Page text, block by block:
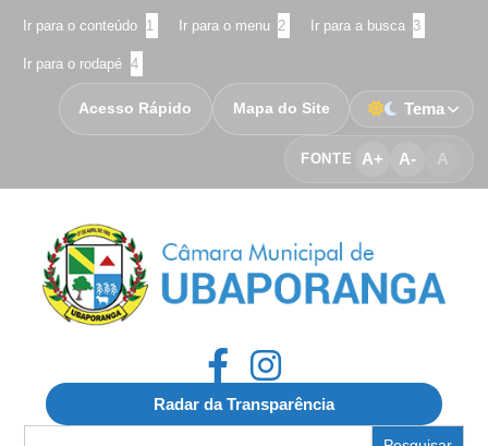
Ir para o conteúdo 1 Ir para o menu 2 Ir para a busca 3
Ir para o rodapé 4
FONTE A+ A- A
Acesso Rápido Mapa do Site Tema
Radar da Transparência